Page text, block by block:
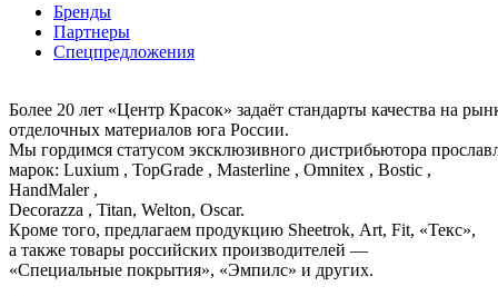
Бренды
Партнеры
Спецпредложения
Более 20 лет «Центр Красок» задаёт стандарты качества на
отделочных материалов юга России.
Мы гордимся статусом эксклюзивного дистрибьютора
марок: Luxium , TopGrade , Masterline , Omnitex , Bostic ,
HandMaler ,
Decorazza , Titan, Welton, Oscar.
Кроме того, предлагаем продукцию Sheetrok, Art, Fit, «Текс»,
а также товары российских производителей —
«Специальные покрытия», «Эмпилс» и других.